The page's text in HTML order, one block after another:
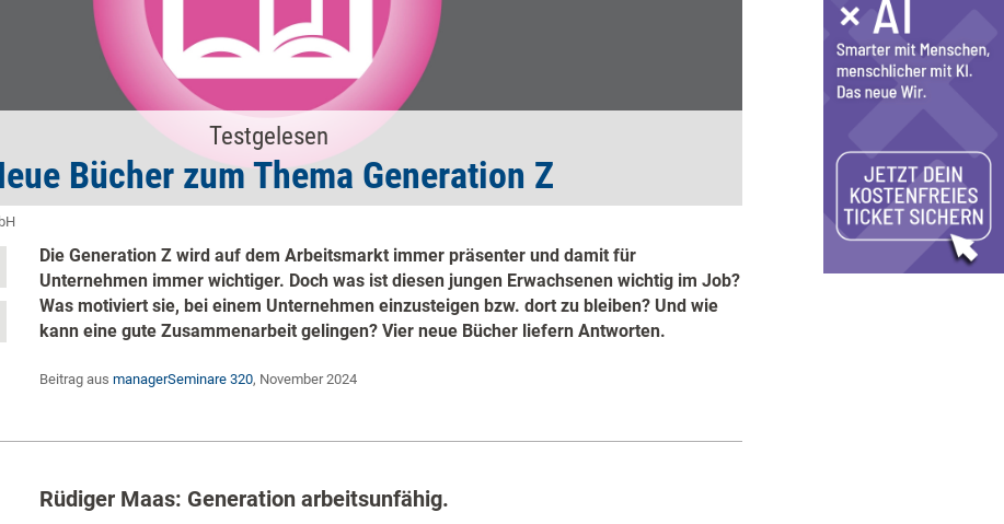
Testgelesen
Bücher zum Thema Generation Z
Die Generation Z wird auf dem Arbeitsmarkt immer präsenter und damit für
Unternehmen immer wichtiger. Doch was ist diesen jungen Erwachsenen wichtig im Job?
Was motiviert sie, bei einem Unternehmen einzusteigen bzw. dort zu bleiben? Und wie
kann eine gute Zusammenarbeit gelingen? Vier neue Bücher liefern Antworten.
Beitrag aus managerSeminare 320, November 2024
Rüdiger Maas: Generation arbeitsunfähig.